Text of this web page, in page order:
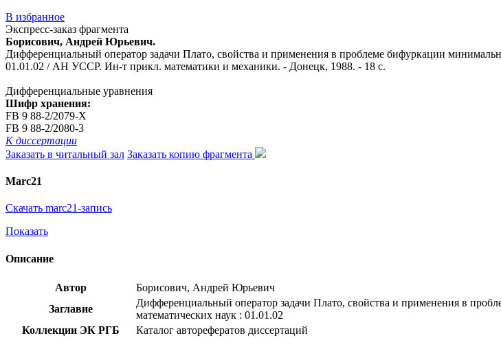
В избранное
Экспресс-заказ фрагмента
Борисович, Андрей Юрьевич.
Дифференциальный оператор задачи Плато, свойства и применения в проблеме бифуркации
01.01.02 / АН УССР. Ин-т прикл. математики и механики. - Донецк, 1988. - 18 с.
Дифференциальные уравнения
Шифр хранения:
FB 9 88-2/2079-Х
FB 9 88-2/2080-3
К диссертации
Заказать в читальный зал Заказать копию фрагмента
Marc21
Скачать marc21-запись
Показать
Описание
Автор
Борисович, Андрей Юрьевич
Заглавие
Дифференциальный оператор задачи Плато, свойства и применения в
математических наук : 01.01.02
Коллекции ЭК РГБ
Каталог авторефератов диссертаций